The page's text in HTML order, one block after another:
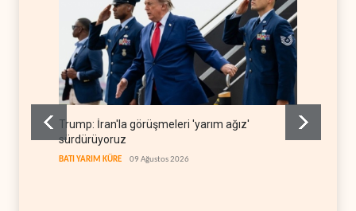
Trump: İran'la görüşmeleri 'yarım ağız'
sürdürüyoruz
BATI YARIM KÜRE 09 Ağustos 2026